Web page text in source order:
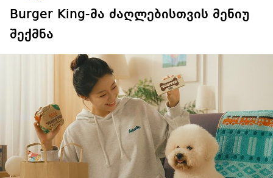
Burger King-მა ძაღლებისთვის მენიუ
შექმნა